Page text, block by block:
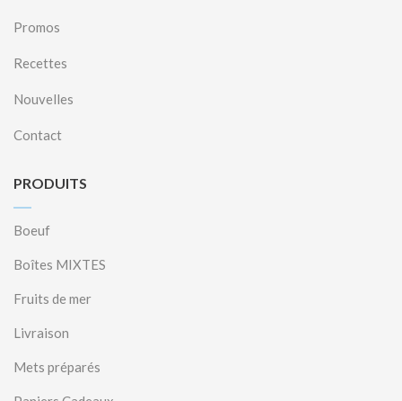
Promos
Recettes
Nouvelles
Contact
PRODUITS
Boeuf
Boîtes MIXTES
Fruits de mer
Livraison
Mets préparés